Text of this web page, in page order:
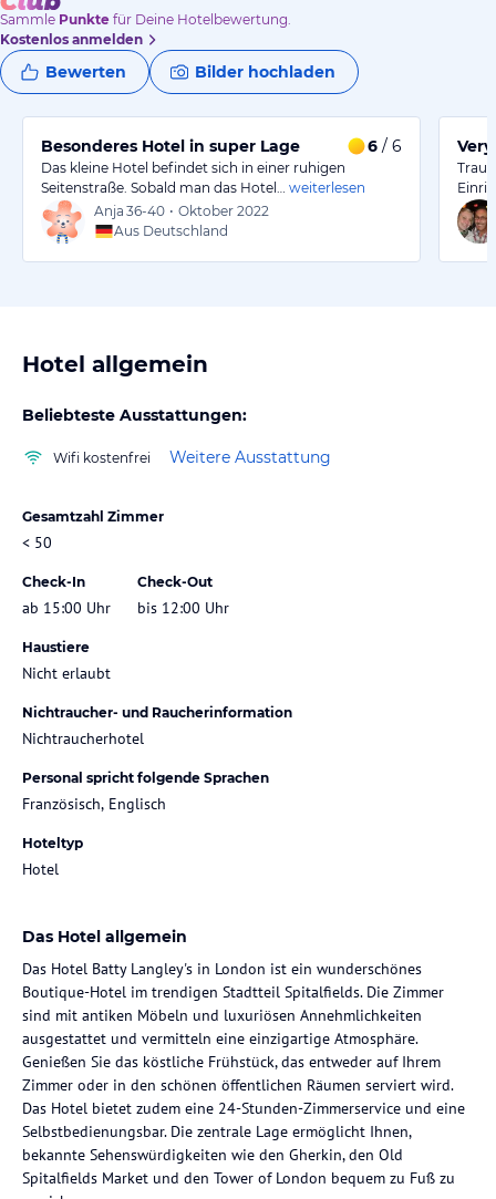
Sammle Punkte für Deine Hotelbewertung.
Kostenlos anmelden
Bewerten Bilder hochladen
Besonderes Hotel in super Lage 6 / 6
Das kleine Hotel befindet sich in einer ruhigen
Seitenstraße. Sobald man das Hotel…
weiterlesen
Anja 36-40 • Oktober 2022
Aus Deutschland
Hotel allgemein
Beliebteste Ausstattungen:
Wifi kostenfrei Weitere Ausstattung
Gesamtzahl Zimmer
< 50
Check-In
ab 15:00 Uhr
Check-Out
bis 12:00 Uhr
Haustiere
Nicht erlaubt
Nichtraucher- und Raucherinformation
Nichtraucherhotel
Personal spricht folgende Sprachen
Französisch, Englisch
Hoteltyp
Hotel
Das Hotel allgemein
Das Hotel Batty Langley's in London ist ein wunderschönes
Boutique-Hotel im trendigen Stadtteil Spitalfields. Die Zimmer
sind mit antiken Möbeln und luxuriösen Annehmlichkeiten
ausgestattet und vermitteln eine einzigartige Atmosphäre.
Genießen Sie das köstliche Frühstück, das entweder auf Ihrem
Zimmer oder in den schönen öffentlichen Räumen serviert wird.
Das Hotel bietet zudem eine 24-Stunden-Zimmerservice und eine
Selbstbedienungsbar. Die zentrale Lage ermöglicht Ihnen,
bekannte Sehenswürdigkeiten wie den Gherkin, den Old
Spitalfields Market und den Tower of London bequem zu Fuß zu